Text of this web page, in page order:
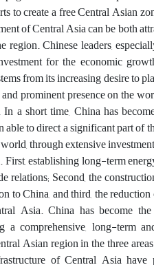
to create a free Central Asian
of Central Asia can be both
region. Chinese leaders,
for the economic
from its increasing desire to
prominent presence on the
a short time, China has
to direct a significant part of
through extensive
establishing long-term
Second, the
to China, and third, the
Asia. China has become
comprehensive, long-term
Asian region in the three
of Central Asia have